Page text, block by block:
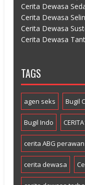
Cerita Dewasa
Cerita Dewasa
Cerita Dewasa
Cerita Dewasa
TAGS
agen seks Bugil
Bugil Indo
cerita ABG perawan
cerita dewasa